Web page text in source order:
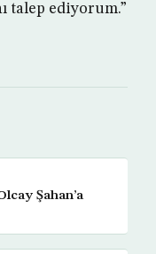
talep ediyorum.”
Şahan’a